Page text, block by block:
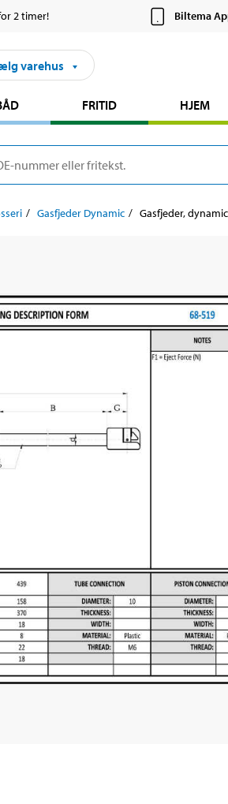
2 timer! Biltema
varehus
FRITID HJEM
Gasfjeder Dynamic Gasfjeder, dynamic